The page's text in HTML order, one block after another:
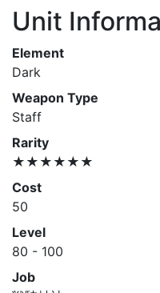
Unit
Element
Dark
Weapon Type
Staff
Rarity
★★★★★★
Cost
50
Level
80 - 100
Job